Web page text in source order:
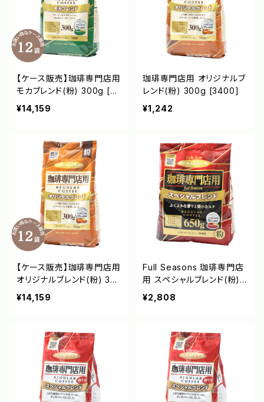
【ケース販売】珈琲専門店用
モカブレンド(粉) 300g [33
99]
¥14,159
珈琲専門店用 オリジナルブ
レンド(粉) 300g [3400]
¥1,242
【ケース販売】珈琲専門店用
オリジナルブレンド(粉) 30
0g [3400]
¥14,159
Full Seasons 珈琲専門店
用 スペシャルブレンド(粉)
650g[3403]
¥2,808